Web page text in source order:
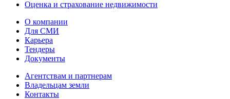
Оценка и страхование недвижимости
О компании
Для СМИ
Карьера
Тендеры
Документы
Агентствам и партнерам
Владельцам земли
Контакты